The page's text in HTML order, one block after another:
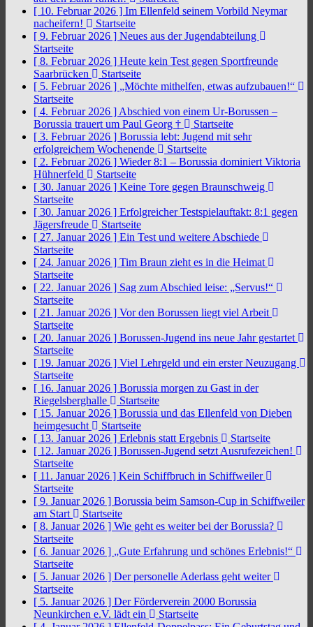
[ 10. Februar 2026 ] Im Ellenfeld seinem Vorbild Neymar
nacheifern!
Startseite
[ 9. Februar 2026 ] Neues aus der Jugendabteilung
Startseite
[ 8. Februar 2026 ] Heute kein Test gegen Sportfreunde
Saarbrücken
Startseite
[ 5. Februar 2026 ] „Möchte mithelfen, etwas aufzubauen!“
Startseite
[ 4. Februar 2026 ] Abschied von einem Ur-Borussen –
Borussia trauert um Paul Georg †
Startseite
[ 3. Februar 2026 ] Borussia lebt: Jugend mit sehr
erfolgreichem Wochenende
Startseite
[ 2. Februar 2026 ] Wieder 8:1 – Borussia dominiert Viktoria
Hühnerfeld
Startseite
[ 30. Januar 2026 ] Keine Tore gegen Braunschweig
Startseite
[ 30. Januar 2026 ] Erfolgreicher Testspielauftakt: 8:1 gegen
Jägersfreude
Startseite
[ 27. Januar 2026 ] Ein Test und weitere Abschiede
Startseite
[ 24. Januar 2026 ] Tim Braun zieht es in die Heimat
Startseite
[ 22. Januar 2026 ] Sag zum Abschied leise: „Servus!“
Startseite
[ 21. Januar 2026 ] Vor den Borussen liegt viel Arbeit
Startseite
[ 20. Januar 2026 ] Borussen-Jugend ins neue Jahr gestartet
Startseite
[ 19. Januar 2026 ] Viel Lehrgeld und ein erster Neuzugang
Startseite
[ 16. Januar 2026 ] Borussia morgen zu Gast in der
Riegelsberghalle
Startseite
[ 15. Januar 2026 ] Borussia und das Ellenfeld von Dieben
heimgesucht
Startseite
[ 13. Januar 2026 ] Erlebnis statt Ergebnis
Startseite
[ 12. Januar 2026 ] Borussen-Jugend setzt Ausrufezeichen!
Startseite
[ 11. Januar 2026 ] Kein Schiffbruch in Schiffweiler
Startseite
[ 9. Januar 2026 ] Borussia beim Samson-Cup in Schiffweiler
am Start
Startseite
[ 8. Januar 2026 ] Wie geht es weiter bei der Borussia?
Startseite
[ 6. Januar 2026 ] „Gute Erfahrung und schönes Erlebnis!“
Startseite
[ 5. Januar 2026 ] Der personelle Aderlass geht weiter
Startseite
[ 5. Januar 2026 ] Der Förderverein 2000 Borussia
Neunkirchen e.V. lädt ein
Startseite